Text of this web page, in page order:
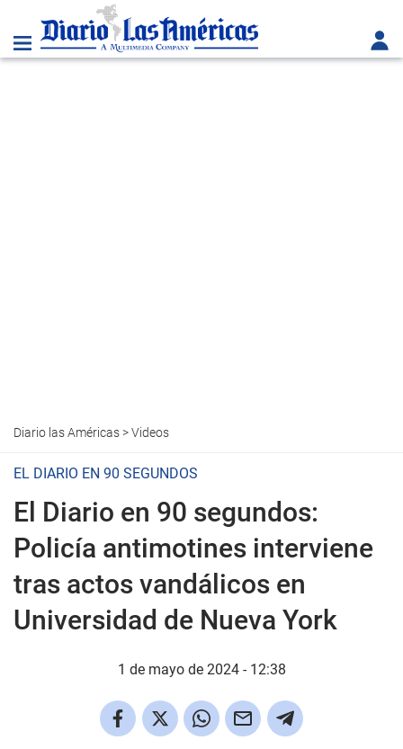
Diario las Américas>Videos
EL DIARIO EN 90 SEGUNDOS
El Diario en 90 segundos:
Policía antimotines interviene
tras actos vandálicos en
Universidad de Nueva York
1 de mayo de 2024 - 12:38